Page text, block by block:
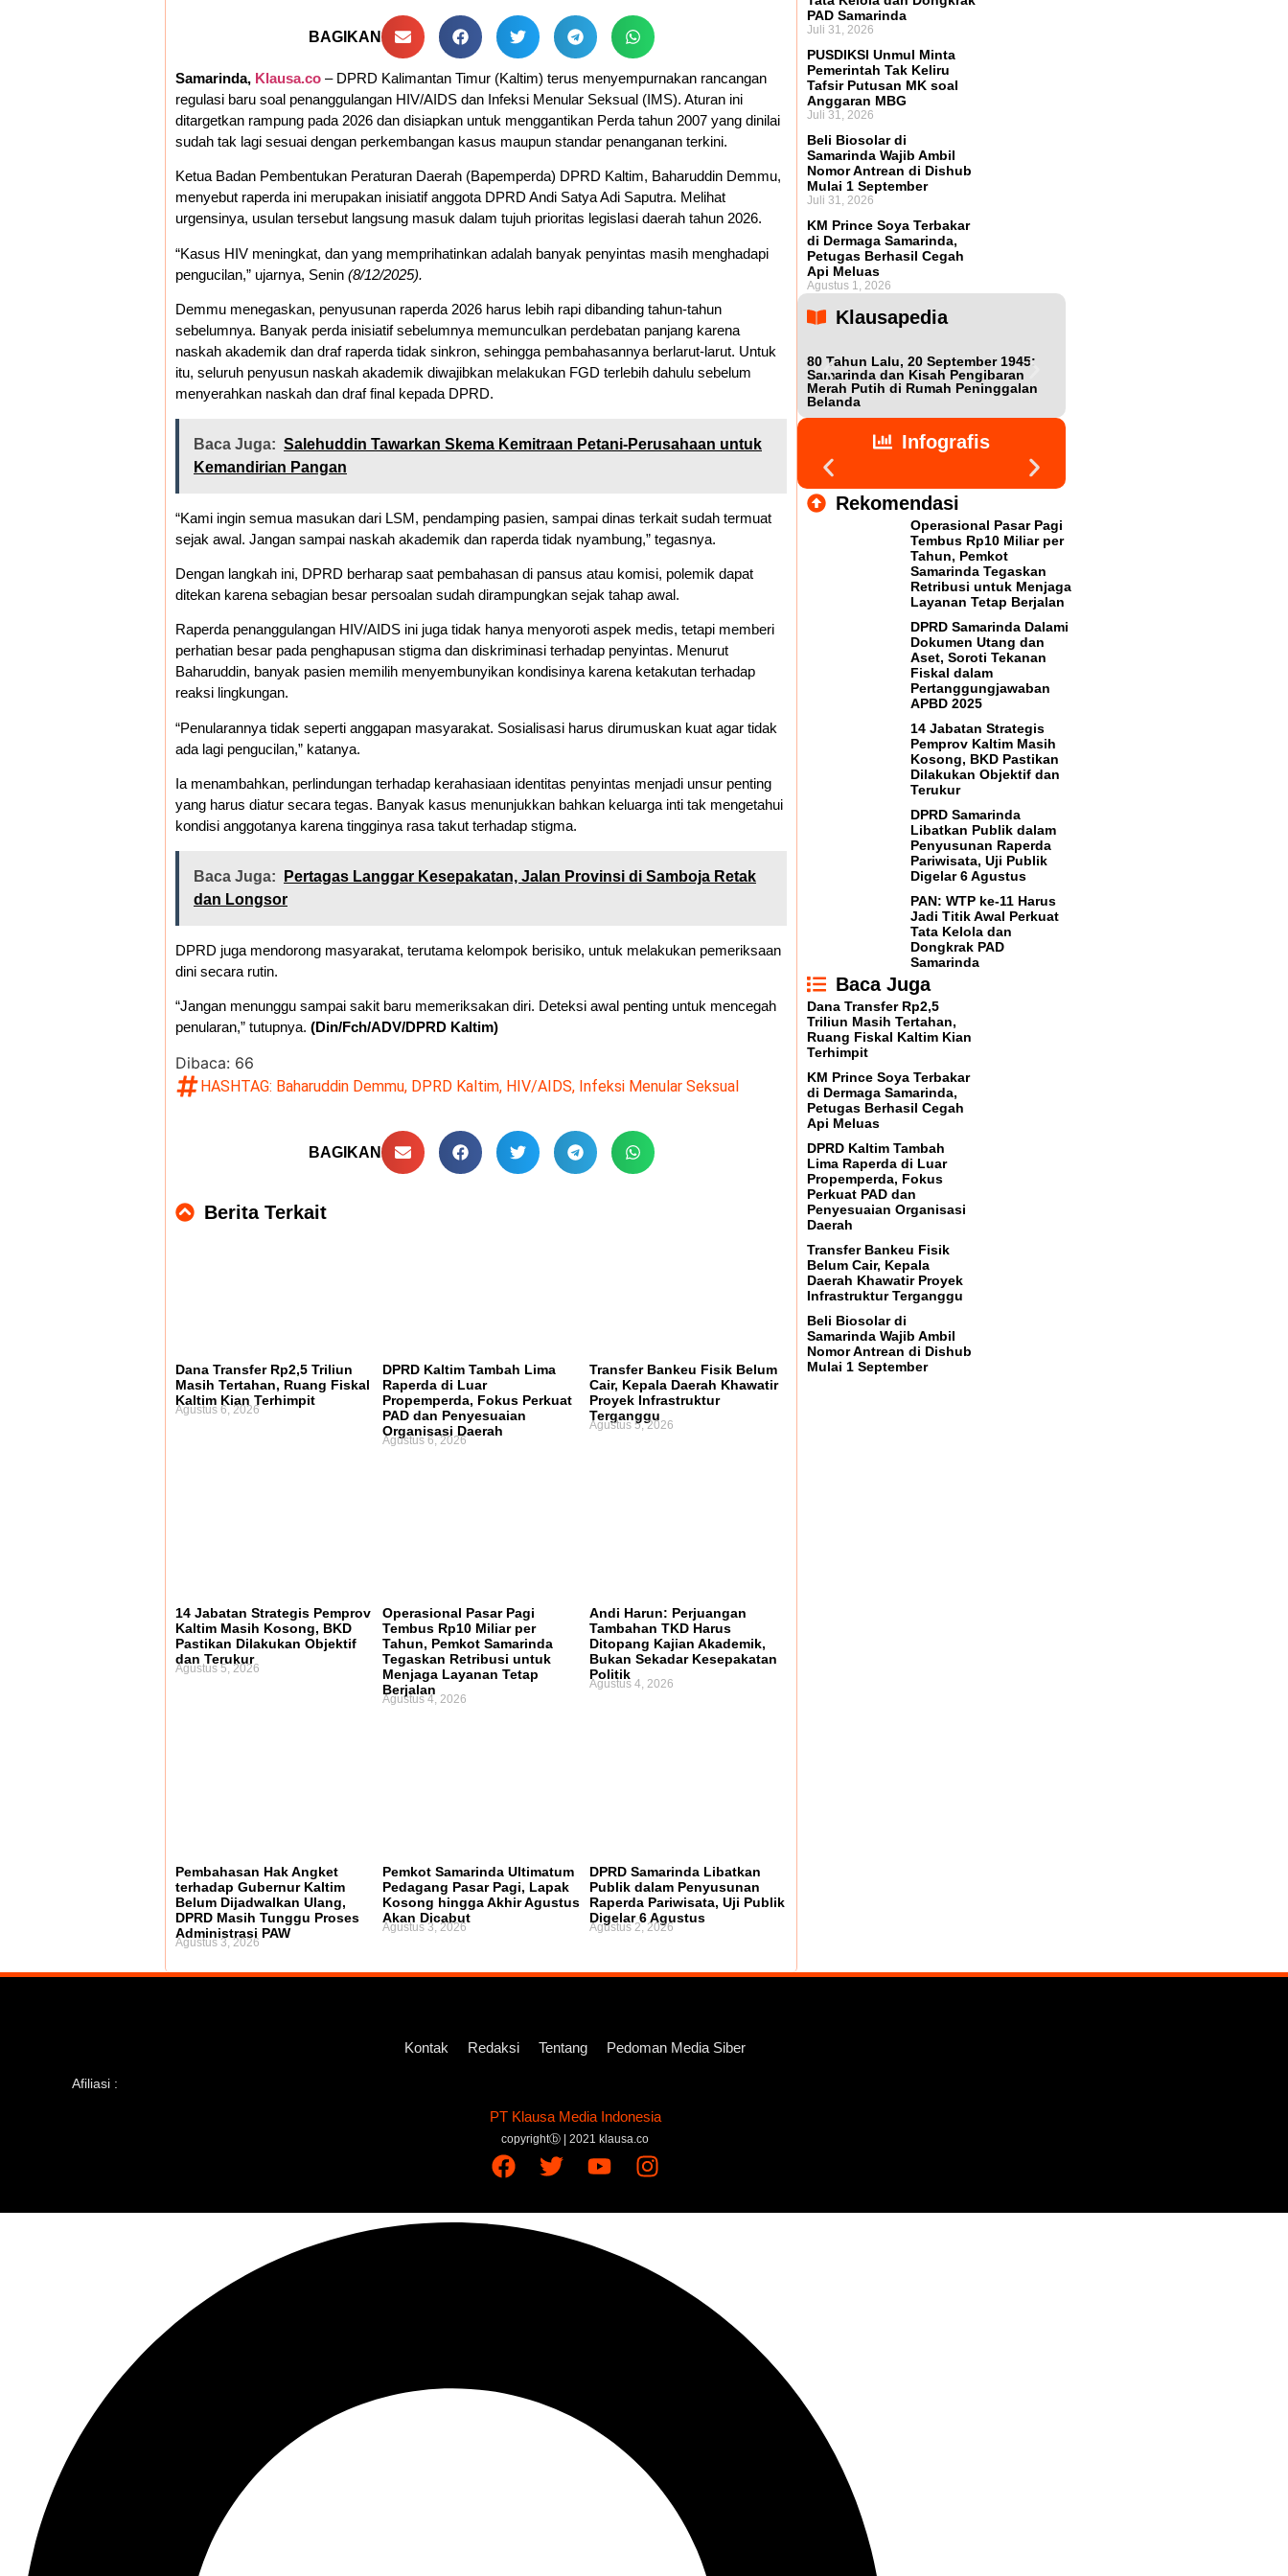
BAGIKAN
Samarinda, Klausa.co – DPRD Kalimantan Timur (Kaltim) terus menyempurnakan rancangan
regulasi baru soal penanggulangan HIV/AIDS dan Infeksi Menular Seksual (IMS). Aturan ini
ditargetkan rampung pada 2026 dan disiapkan untuk menggantikan Perda tahun 2007 yang dinilai
sudah tak lagi sesuai dengan perkembangan kasus maupun standar penanganan terkini.
Ketua Badan Pembentukan Peraturan Daerah (Bapemperda) DPRD Kaltim, Baharuddin Demmu,
menyebut raperda ini merupakan inisiatif anggota DPRD Andi Satya Adi Saputra. Melihat
urgensinya, usulan tersebut langsung masuk dalam tujuh prioritas legislasi daerah tahun 2026.
“Kasus HIV meningkat, dan yang memprihatinkan adalah banyak penyintas masih menghadapi
pengucilan,” ujarnya, Senin (8/12/2025).
Demmu menegaskan, penyusunan raperda 2026 harus lebih rapi dibanding tahun-tahun
sebelumnya. Banyak perda inisiatif sebelumnya memunculkan perdebatan panjang karena
naskah akademik dan draf raperda tidak sinkron, sehingga pembahasannya berlarut-larut. Untuk
itu, seluruh penyusun naskah akademik diwajibkan melakukan FGD terlebih dahulu sebelum
menyerahkan naskah dan draf final kepada DPRD.
Baca Juga: Salehuddin Tawarkan Skema Kemitraan Petani-Perusahaan untuk
Kemandirian Pangan
“Kami ingin semua masukan dari LSM, pendamping pasien, sampai dinas terkait sudah termuat
sejak awal. Jangan sampai naskah akademik dan raperda tidak nyambung,” tegasnya.
Dengan langkah ini, DPRD berharap saat pembahasan di pansus atau komisi, polemik dapat
ditekan karena sebagian besar persoalan sudah dirampungkan sejak tahap awal.
Raperda penanggulangan HIV/AIDS ini juga tidak hanya menyoroti aspek medis, tetapi memberi
perhatian besar pada penghapusan stigma dan diskriminasi terhadap penyintas. Menurut
Baharuddin, banyak pasien memilih menyembunyikan kondisinya karena ketakutan terhadap
reaksi lingkungan.
“Penularannya tidak seperti anggapan masyarakat. Sosialisasi harus dirumuskan kuat agar tidak
ada lagi pengucilan,” katanya.
Ia menambahkan, perlindungan terhadap kerahasiaan identitas penyintas menjadi unsur penting
yang harus diatur secara tegas. Banyak kasus menunjukkan bahkan keluarga inti tak mengetahui
kondisi anggotanya karena tingginya rasa takut terhadap stigma.
Baca Juga:
Pertagas Langgar Kesepakatan, Jalan Provinsi di Samboja Retak
dan Longsor
DPRD juga mendorong masyarakat, terutama kelompok berisiko, untuk melakukan pemeriksaan
dini secara rutin.
“Jangan menunggu sampai sakit baru memeriksakan diri. Deteksi awal penting untuk mencegah
penularan,” tutupnya. (Din/Fch/ADV/DPRD Kaltim)
Dibaca: 66
HASHTAG: Baharuddin Demmu, DPRD Kaltim, HIV/AIDS, Infeksi Menular Seksual
BAGIKAN
Berita Terkait
Dana Transfer Rp2,5 Triliun
Masih Tertahan, Ruang Fiskal
Kaltim Kian Terhimpit
Agustus 6, 2026
DPRD Kaltim Tambah Lima
Raperda di Luar
Propemperda, Fokus Perkuat
PAD dan Penyesuaian
Organisasi Daerah
Agustus 6, 2026
Transfer Bankeu Fisik Belum
Cair, Kepala Daerah Khawatir
Proyek Infrastruktur
Terganggu
Agustus 5, 2026
14 Jabatan Strategis Pemprov
Kaltim Masih Kosong, BKD
Pastikan Dilakukan Objektif
dan Terukur
Agustus 5, 2026
Operasional Pasar Pagi
Tembus Rp10 Miliar per
Tahun, Pemkot Samarinda
Tegaskan Retribusi untuk
Menjaga Layanan Tetap
Berjalan
Agustus 4, 2026
Andi Harun: Perjuangan
Tambahan TKD Harus
Ditopang Kajian Akademik,
Bukan Sekadar Kesepakatan
Politik
Agustus 4, 2026
Pembahasan Hak Angket
terhadap Gubernur Kaltim
Belum Dijadwalkan Ulang,
DPRD Masih Tunggu Proses
Administrasi PAW
Agustus 3, 2026
Pemkot Samarinda Ultimatum
Pedagang Pasar Pagi, Lapak
Kosong hingga Akhir Agustus
Akan Dicabut
Agustus 3, 2026
DPRD Samarinda Libatkan
Publik dalam Penyusunan
Raperda Pariwisata, Uji Publik
Digelar 6 Agustus
Agustus 2, 2026
PAD Samarinda
Juli 31, 2026
PUSDIKSI Unmul Minta
Pemerintah Tak Keliru
Tafsir Putusan MK soal
Anggaran MBG
Juli 31, 2026
Beli Biosolar di
Samarinda Wajib Ambil
Nomor Antrean di Dishub
Mulai 1 September
Juli 31, 2026
KM Prince Soya Terbakar
di Dermaga Samarinda,
Petugas Berhasil Cegah
Api Meluas
Agustus 1, 2026
Klausapedia
80 Tahun Lalu, 20 September 1945:
Samarinda dan Kisah Pengibaran
Merah Putih di Rumah Peninggalan
Belanda
Infografis
Rekomendasi
Operasional Pasar Pagi
Tembus Rp10 Miliar per
Tahun, Pemkot
Samarinda Tegaskan
Retribusi untuk Menjaga
Layanan Tetap Berjalan
DPRD Samarinda Dalami
Dokumen Utang dan
Aset, Soroti Tekanan
Fiskal dalam
Pertanggungjawaban
APBD 2025
14 Jabatan Strategis
Pemprov Kaltim Masih
Kosong, BKD Pastikan
Dilakukan Objektif dan
Terukur
DPRD Samarinda
Libatkan Publik dalam
Penyusunan Raperda
Pariwisata, Uji Publik
Digelar 6 Agustus
PAN: WTP ke-11 Harus
Jadi Titik Awal Perkuat
Tata Kelola dan
Dongkrak PAD
Samarinda
Baca Juga
Dana Transfer Rp2,5
Triliun Masih Tertahan,
Ruang Fiskal Kaltim Kian
Terhimpit
KM Prince Soya Terbakar
di Dermaga Samarinda,
Petugas Berhasil Cegah
Api Meluas
DPRD Kaltim Tambah
Lima Raperda di Luar
Propemperda, Fokus
Perkuat PAD dan
Penyesuaian Organisasi
Daerah
Transfer Bankeu Fisik
Belum Cair, Kepala
Daerah Khawatir Proyek
Infrastruktur Terganggu
Beli Biosolar di
Samarinda Wajib Ambil
Nomor Antrean di Dishub
Mulai 1 September
Kontak Redaksi Tentang Pedoman Media Siber
Afiliasi :
PT Klausa Media Indonesia
copyrightⓑ | 2021 klausa.co